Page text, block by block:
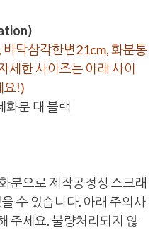
바닥삼각한변21cm, 화분통
한 사이즈는 아래 사이
요!)
화분 대 블랙
분으로 제작공정상 스크래
수 있습니다. 아래 주의사
주세요. 불량처리되지 않